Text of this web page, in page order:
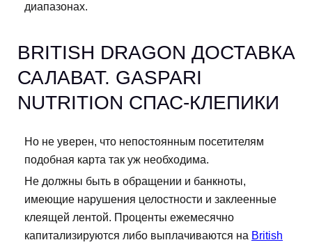
диапазонах.
BRITISH DRAGON ДОСТАВКА
САЛАВАТ. GASPARI
NUTRITION СПАС-КЛЕПИКИ
Но не уверен, что непостоянным посетителям
подобная карта так уж необходима.
Не должны быть в обращении и банкноты,
имеющие нарушения целостности и заклеенные
клеящей лентой. Проценты ежемесячно
капитализируются либо выплачиваются на British